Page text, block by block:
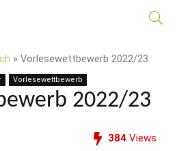
» Vorlesewettbewerb 2022/23
Vorlesewettbewerb
2022/23
384 Views